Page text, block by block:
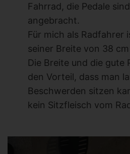
Fahrrad, die Pedale
angebracht.
Für mich als Radfahrer
seiner Breite von 38
Die Breite und die gute
den Vorteil, dass man
Beschwerden sitzen
kein Sitzfleisch vom